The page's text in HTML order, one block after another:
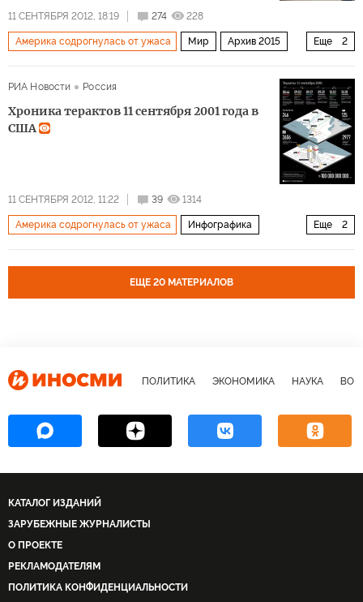
11 СЕНТЯБРЯ 2012, 18:19 274 228
Еще 2
Америка содрогнулась от ужаса Мир Архив 2015
РИА Новости
Россия
Хроника терактов 11 сентября 2001 года в
США
11 СЕНТЯБРЯ 2012, 11:22 39 1314
Еще 2
Америка содрогнулась от ужаса Инфографика
ЕЩЕ 20 МАТЕРИАЛОВ
ПОЛИТИКА ЭКОНОМИКА НАУКА
КАТАЛОГ ИЗДАНИЙ
ЗАРУБЕЖНЫЕ ЖУРНАЛИСТЫ
О ПРОЕКТЕ
РЕКЛАМОДАТЕЛЯМ
ПОЛИТИКА КОНФИДЕНЦИАЛЬНОСТИ